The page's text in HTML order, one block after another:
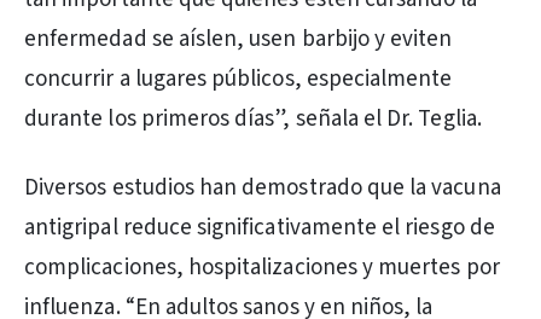
enfermedad se aíslen, usen barbijo y eviten
concurrir a lugares públicos, especialmente
durante los primeros días”, señala el Dr. Teglia.
Diversos estudios han demostrado que la vacuna
antigripal reduce significativamente el riesgo de
complicaciones, hospitalizaciones y muertes por
influenza. “En adultos sanos y en niños, la